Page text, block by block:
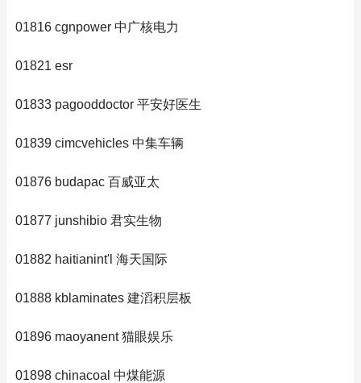
01816 cgnpower 中广核电力
01821 esr
01833 pagooddoctor 平安好医生
01839 cimcvehicles 中集车辆
01876 budapac 百威亚太
01877 junshibio 君实生物
01882 haitianint'l 海天国际
01888 kblaminates 建滔积层板
01896 maoyanent 猫眼娱乐
01898 chinacoal 中煤能源